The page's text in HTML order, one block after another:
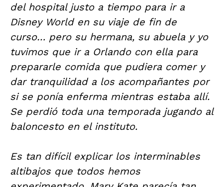
del hospital justo a tiempo para ir a
Disney World en su viaje de fin de
curso… pero su hermana, su abuela y yo
tuvimos que ir a Orlando con ella para
prepararle comida que pudiera comer y
dar tranquilidad a los acompañantes por
si se ponía enferma mientras estaba allí.
Se perdió toda una temporada jugando al
baloncesto en el instituto.
Es tan difícil explicar los interminables
altibajos que todos hemos